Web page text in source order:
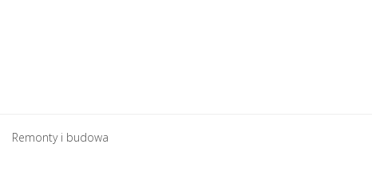
Remonty i budowa